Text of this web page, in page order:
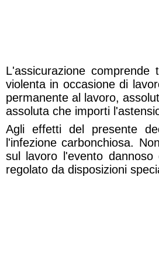
L'assicurazione
violenta in occasione di
permanente al lavoro,
assoluta che importi
Agli effetti del presente
l'infezione carbonchiosa.
sul lavoro l'evento
regolato da disposizioni